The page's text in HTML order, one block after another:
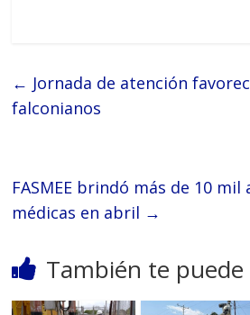
← Jornada de atención
falconianos
FASMEE brindó más de 10 mil
médicas en abril →
También te